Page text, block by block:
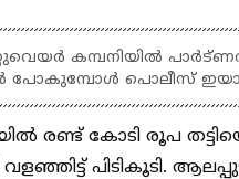
കമ്പനിയിൽ
പോകുമ്പോൾ പൊലീസ്
രണ്ട് കോടി രൂപ
പിടികൂടി.